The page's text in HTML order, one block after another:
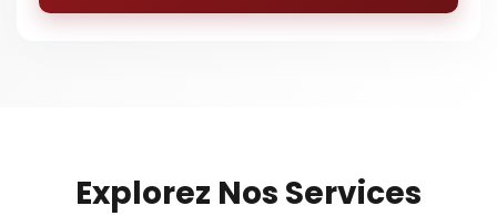
Explorez Nos Services